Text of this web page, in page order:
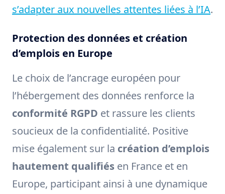
s’adapter aux nouvelles attentes liées à l’IA.
Protection des données et création
d’emplois en Europe
Le choix de l’ancrage européen pour
l’hébergement des données renforce la
conformité RGPD et rassure les clients
soucieux de la confidentialité. Positive
mise également sur la création d’emplois
hautement qualifiés en France et en
Europe, participant ainsi à une dynamique